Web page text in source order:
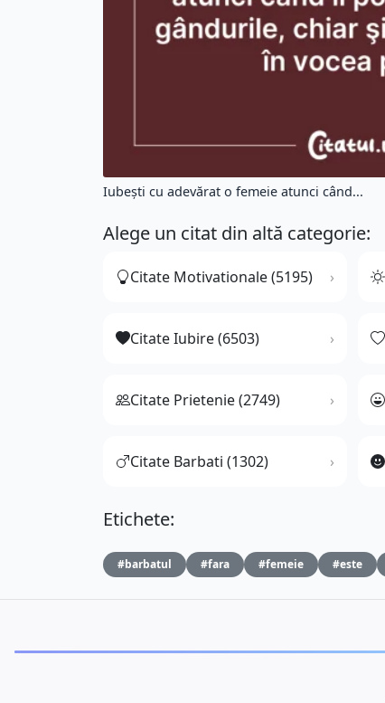
Iubeşti cu adevărat o femeie atunci când...
Alege un citat din altă categorie:
Citate Motivationale (5195)
Citate Iubire (6503)
Citate Prietenie (2749)
Citate Barbati (1302)
Etichete:
#barbatul #fara #femeie #este